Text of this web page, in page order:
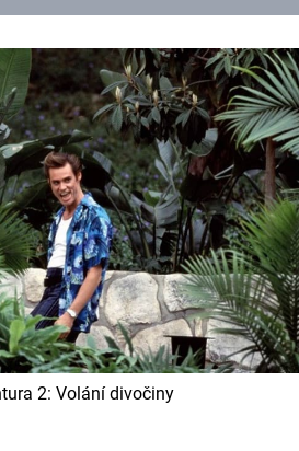
2: Volání divočiny